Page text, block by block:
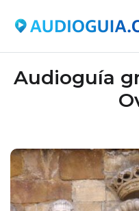
Audioguía